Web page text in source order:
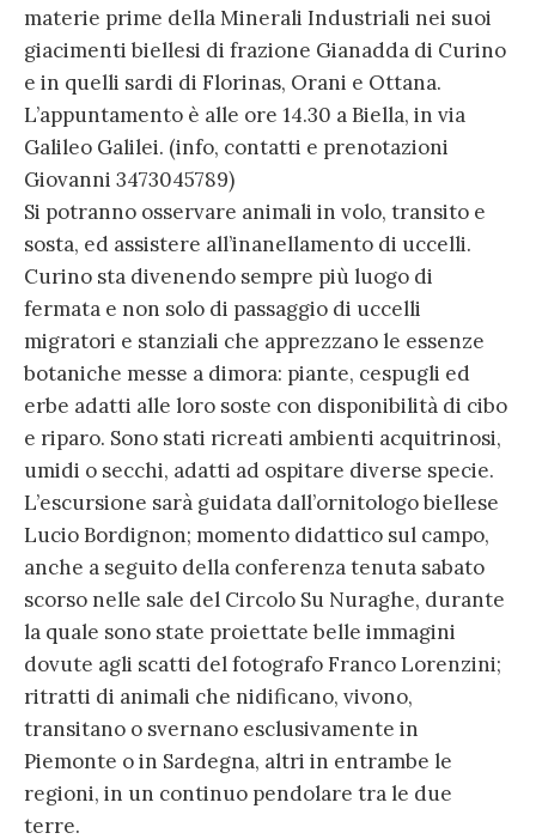
materie prime della Minerali Industriali nei suoi
giacimenti biellesi di frazione Gianadda di Curino
e in quelli sardi di Florinas, Orani e Ottana.
L’appuntamento è alle ore 14.30 a Biella, in via
Galileo Galilei. (info, contatti e prenotazioni
Giovanni 3473045789)
Si potranno osservare animali in volo, transito e
sosta, ed assistere all’inanellamento di uccelli.
Curino sta divenendo sempre più luogo di
fermata e non solo di passaggio di uccelli
migratori e stanziali che apprezzano le essenze
botaniche messe a dimora: piante, cespugli ed
erbe adatti alle loro soste con disponibilità di cibo
e riparo. Sono stati ricreati ambienti acquitrinosi,
umidi o secchi, adatti ad ospitare diverse specie.
L’escursione sarà guidata dall’ornitologo biellese
Lucio Bordignon; momento didattico sul campo,
anche a seguito della conferenza tenuta sabato
scorso nelle sale del Circolo Su Nuraghe, durante
la quale sono state proiettate belle immagini
dovute agli scatti del fotografo Franco Lorenzini;
ritratti di animali che nidificano, vivono,
transitano o svernano esclusivamente in
Piemonte o in Sardegna, altri in entrambe le
regioni, in un continuo pendolare tra le due
terre.